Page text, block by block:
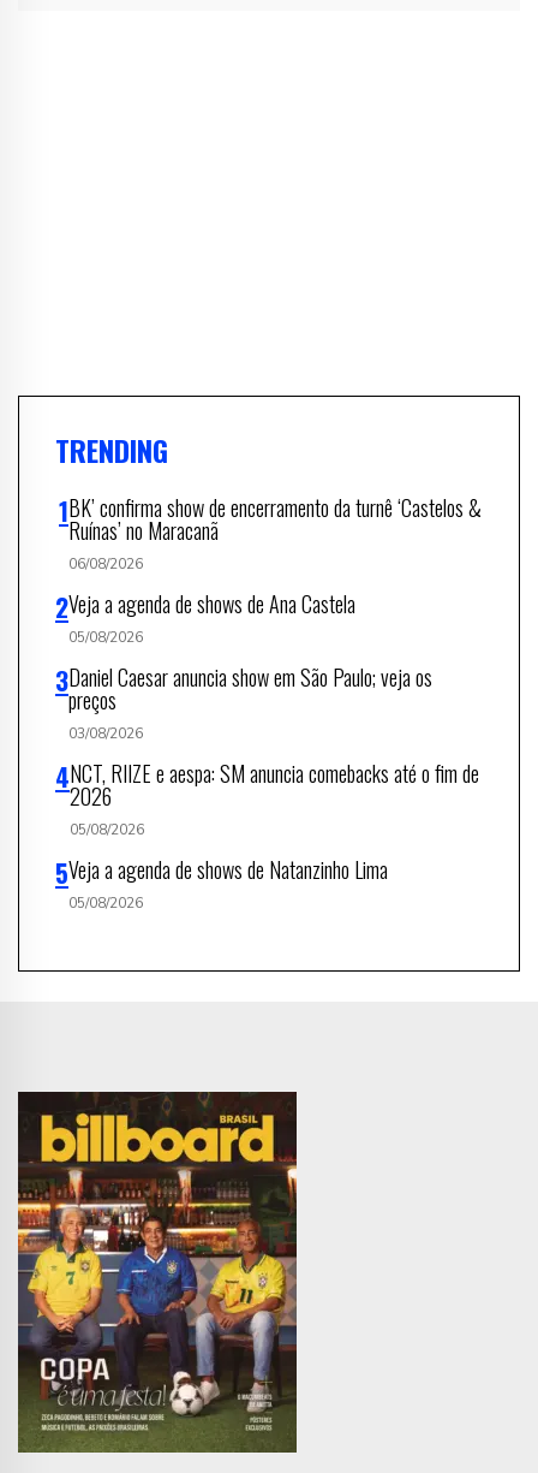
TRENDING
BK’ confirma show de encerramento da turnê ‘Castelos &
Ruínas’ no Maracanã
06/08/2026
Veja a agenda de shows de Ana Castela
05/08/2026
Daniel Caesar anuncia show em São Paulo; veja os
preços
03/08/2026
NCT, RIIZE e aespa: SM anuncia comebacks até o fim de
2026
05/08/2026
Veja a agenda de shows de Natanzinho Lima
05/08/2026